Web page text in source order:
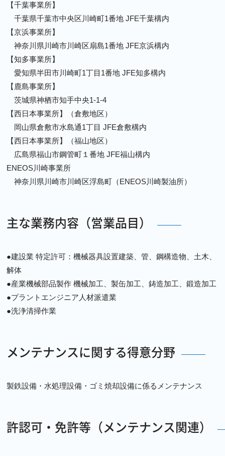
【千葉事業所】
千葉県千葉市中央区川崎町1番地 JFE千葉構内
【京浜事業所】
神奈川県川崎市川崎区扇島1番地 JFE京浜構内
【知多事業所】
愛知県半田市川崎町1丁目1番地 JFE知多構内
【鹿島事業所】
茨城県神栖市知手中央1-1-4
【西日本事業所】（倉敷地区）
岡山県倉敷市水島通1丁目 JFE倉敷構内
【西日本事業所】（福山地区）
広島県福山市鋼管町１番地 JFE福山構内
ENEOS川崎事業所
神奈川県川崎市川崎区浮島町（ENEOS川崎製油所）
主な業務内容（営業品目）
●建設業 特定許可：機械器具設置建築、管、鋼構造物、土木、
解体
●産業機械部品製作 機械加工、製缶加工、鋳造加工、鍛造加工
●プラントエンジニア人材派遣業
●洗浄清掃作業
メンテナンスに関する得意分野
製鉄設備・水処理設備・ゴミ焼却設備に係るメンテナンス
許認可・免許等（メンテナンス関連）